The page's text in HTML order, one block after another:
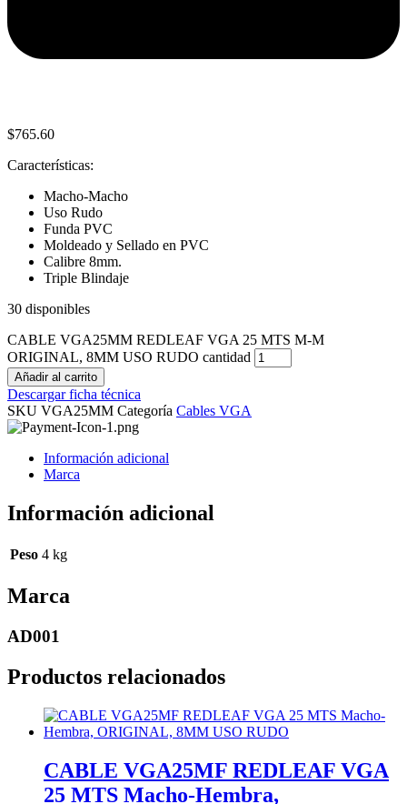
$765.60
Características:
Macho-Macho
Uso Rudo
Funda PVC
Moldeado y Sellado en PVC
Calibre 8mm.
Triple Blindaje
30 disponibles
CABLE VGA25MM REDLEAF VGA 25 MTS M-M
ORIGINAL, 8MM USO RUDO cantidad
Añadir al carrito
Descargar ficha técnica
SKU VGA25MM Categoría Cables VGA
Información adicional
Marca
Información adicional
Peso 4 kg
Marca
AD001
Productos relacionados
CABLE VGA25MF REDLEAF VGA
25 MTS Macho-Hembra,